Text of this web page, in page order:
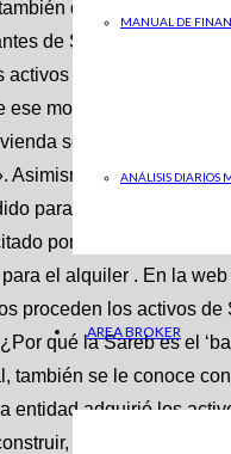
MANUAL DE
ANÁLISIS DIARIOS
AREA BROKER
debía cumplir
de Sareb es que
activos para cancelar el
ese modo, reducir el
social y asequible
Asimismo, el régimen
para entonces todos
ponga a disposición
el alquiler . En la
proceden los activos
qué la Sareb es el
también se le conoce
entidad adquirió los
promociones